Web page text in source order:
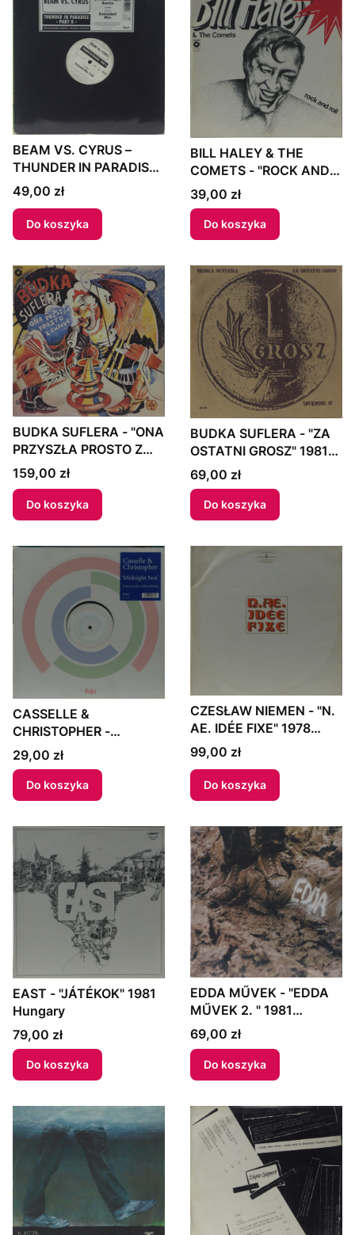
BEAM VS. CYRUS –
THUNDER IN PARADISE
- "PART II" 2000 Europe
Cena
49,00 zł
Do koszyka
BILL HALEY & THE
COMETS - "ROCK AND
ROLL" 1986 Poland
Cena
39,00 zł
Do koszyka
BUDKA SUFLERA - "ONA
PRZYSZŁA PROSTO Z
CHMUR" Poland
Cena
159,00 zł
Do koszyka
BUDKA SUFLERA - "ZA
OSTATNI GROSZ" 1981
Poland
Cena
69,00 zł
Do koszyka
CASSELLE &
CHRISTOPHER -
"MIDNIGHT SUN
(REMIXES)" 2002 UK
Cena
29,00 zł
Do koszyka
CZESŁAW NIEMEN - "N.
AE. IDÉE FIXE" 1978
Poland
Cena
99,00 zł
Do koszyka
EAST - "JÁTÉKOK" 1981
Hungary
Cena
79,00 zł
Do koszyka
EDDA MŰVEK - "EDDA
MŰVEK 2. " 1981
Hungary
Cena
69,00 zł
Do koszyka